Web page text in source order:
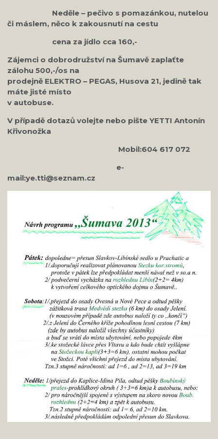
Neděle – pečivo s pomazánkou, nutelou
či máslem, něco k zakousnutí na cestu
cena za jídlo cca 160,-
Zájemci o dobrodružství na Šumavě zaplaťte
zálohu 500,-/os na
prodejně ELEKTRO – PEGAS, Husova 21, jedině tak
máte jisté místo
v autobuse.
V případě dotazů volejte nebo pište YETTI Antonín
Křivonožka
Mobil:604 617 072
e-
mail:ye.tti@seznam.cz